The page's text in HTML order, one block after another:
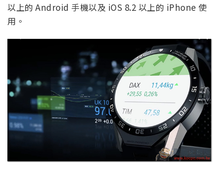
以上的 Android 手機以及 iOS 8.2 以上的 iPhone 使
用。